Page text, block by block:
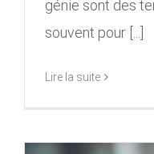
génie sont des
souvent pour [...]
Lire la suite